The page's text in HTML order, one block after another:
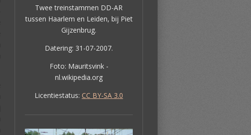
Twee treinstammen DD-AR
tussen Haarlem en Leiden, bij Piet
Gijzenbrug.
Datering: 31-07-2007.
Foto: Mauritsvink -
nl.wikipedia.org
Licentiestatus: CC BY-SA 3.0